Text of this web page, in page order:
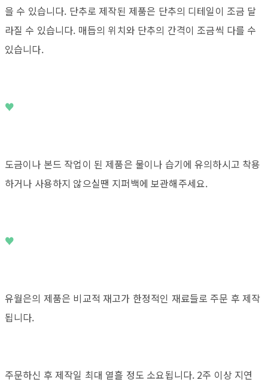
을 수 있습니다. 단추로 제작된 제품은 단추의 디테일이 조금 달
라질 수 있습니다. 매듭의 위치와 단추의 간격이 조금씩 다를 수
있습니다.
♥
도금이나 본드 작업이 된 제품은 물이나 습기에 유의하시고 착용
하거나 사용하지 않으실땐 지퍼백에 보관해주세요.
♥
유월은의 제품은 비교적 재고가 한정적인 재료들로 주문 후 제작
됩니다.
주문하신 후 제작일 최대 열흘 정도 소요됩니다. 2주 이상 지연